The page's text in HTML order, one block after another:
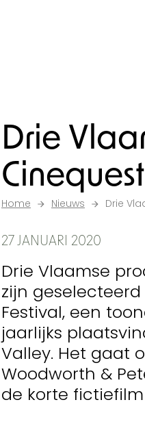
Drie
Cinequest
Home Nieuws Drie
27 JANUARI 2020
Drie Vlaamse
zijn
Festival, een
jaarlijks
Valley. Het gaat
Woodworth &
de korte